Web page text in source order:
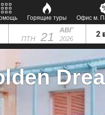
Горящие туры Офис м.
ПТН 21 АВГ
2026